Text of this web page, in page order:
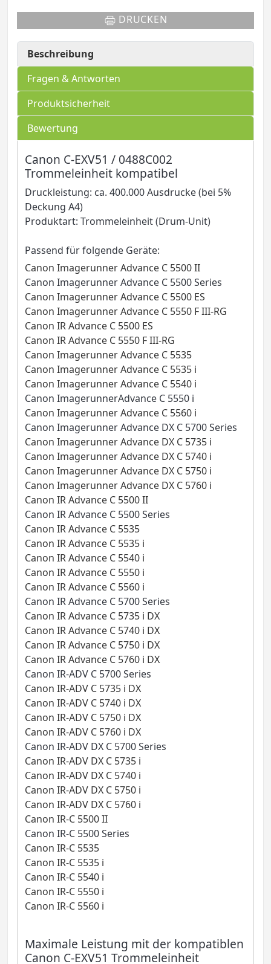
DRUCKEN
Beschreibung
Fragen & Antworten
Produktsicherheit
Bewertung
Canon C-EXV51 / 0488C002
Trommeleinheit kompatibel
Druckleistung: ca. 400.000 Ausdrucke (bei 5%
Deckung A4)
Produktart: Trommeleinheit (Drum-Unit)
Passend für folgende Geräte:
Canon Imagerunner Advance C 5500 II
Canon Imagerunner Advance C 5500 Series
Canon Imagerunner Advance C 5500 ES
Canon Imagerunner Advance C 5550 F III-RG
Canon IR Advance C 5500 ES
Canon IR Advance C 5550 F III-RG
Canon Imagerunner Advance C 5535
Canon Imagerunner Advance C 5535 i
Canon Imagerunner Advance C 5540 i
Canon ImagerunnerAdvance C 5550 i
Canon Imagerunner Advance C 5560 i
Canon Imagerunner Advance DX C 5700 Series
Canon Imagerunner Advance DX C 5735 i
Canon Imagerunner Advance DX C 5740 i
Canon Imagerunner Advance DX C 5750 i
Canon Imagerunner Advance DX C 5760 i
Canon IR Advance C 5500 II
Canon IR Advance C 5500 Series
Canon IR Advance C 5535
Canon IR Advance C 5535 i
Canon IR Advance C 5540 i
Canon IR Advance C 5550 i
Canon IR Advance C 5560 i
Canon IR Advance C 5700 Series
Canon IR Advance C 5735 i DX
Canon IR Advance C 5740 i DX
Canon IR Advance C 5750 i DX
Canon IR Advance C 5760 i DX
Canon IR-ADV C 5700 Series
Canon IR-ADV C 5735 i DX
Canon IR-ADV C 5740 i DX
Canon IR-ADV C 5750 i DX
Canon IR-ADV C 5760 i DX
Canon IR-ADV DX C 5700 Series
Canon IR-ADV DX C 5735 i
Canon IR-ADV DX C 5740 i
Canon IR-ADV DX C 5750 i
Canon IR-ADV DX C 5760 i
Canon IR-C 5500 II
Canon IR-C 5500 Series
Canon IR-C 5535
Canon IR-C 5535 i
Canon IR-C 5540 i
Canon IR-C 5550 i
Canon IR-C 5560 i
Maximale Leistung mit der kompatiblen
Canon C-EXV51 Trommeleinheit